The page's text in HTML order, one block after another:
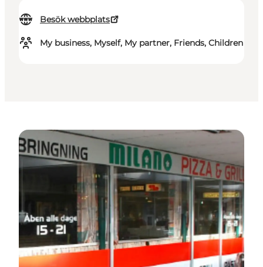
Besök webbplats
My business, Myself, My partner, Friends, Children